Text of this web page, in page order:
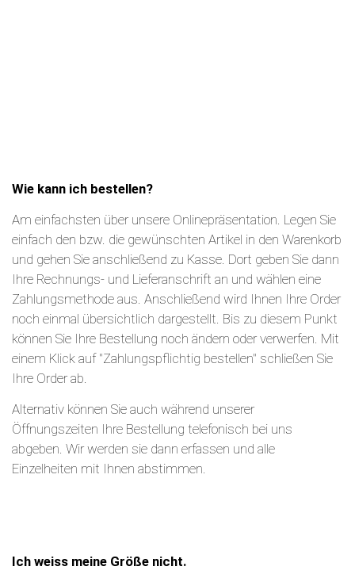
Wie kann ich bestellen?
Am einfachsten über unsere Onlinepräsentation. Legen Sie
einfach den bzw. die gewünschten Artikel in den Warenkorb
und gehen Sie anschließend zu Kasse. Dort geben Sie dann
Ihre Rechnungs- und Lieferanschrift an und wählen eine
Zahlungsmethode aus. Anschließend wird Ihnen Ihre Order
noch einmal übersichtlich dargestellt. Bis zu diesem Punkt
können Sie Ihre Bestellung noch ändern oder verwerfen. Mit
einem Klick auf "Zahlungspflichtig bestellen" schließen Sie
Ihre Order ab.
Alternativ können Sie auch während unserer
Öffnungszeiten Ihre Bestellung telefonisch bei uns
abgeben. Wir werden sie dann erfassen und alle
Einzelheiten mit Ihnen abstimmen.
Ich weiss meine Größe nicht.